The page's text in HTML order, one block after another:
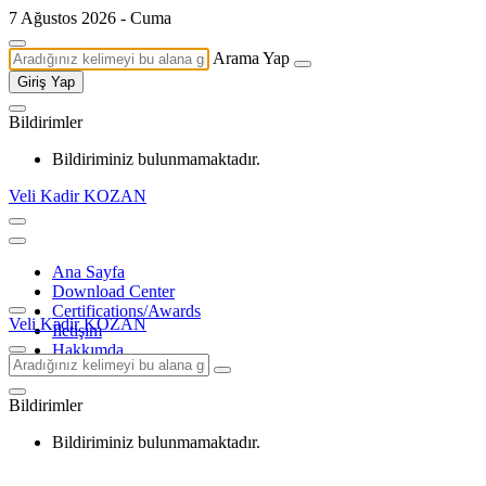
7 Ağustos 2026 - Cuma
Arama Yap
Giriş Yap
Bildirimler
Bildiriminiz bulunmamaktadır.
Veli Kadir KOZAN
Ana Sayfa
Download Center
Certifications/Awards
İletişim
Hakkımda
Veli Kadir KOZAN
Bildirimler
Bildiriminiz bulunmamaktadır.